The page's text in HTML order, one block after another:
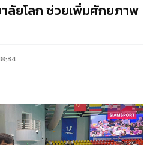
ลัยโลก ช่วยเพิ่มศักยภาพ